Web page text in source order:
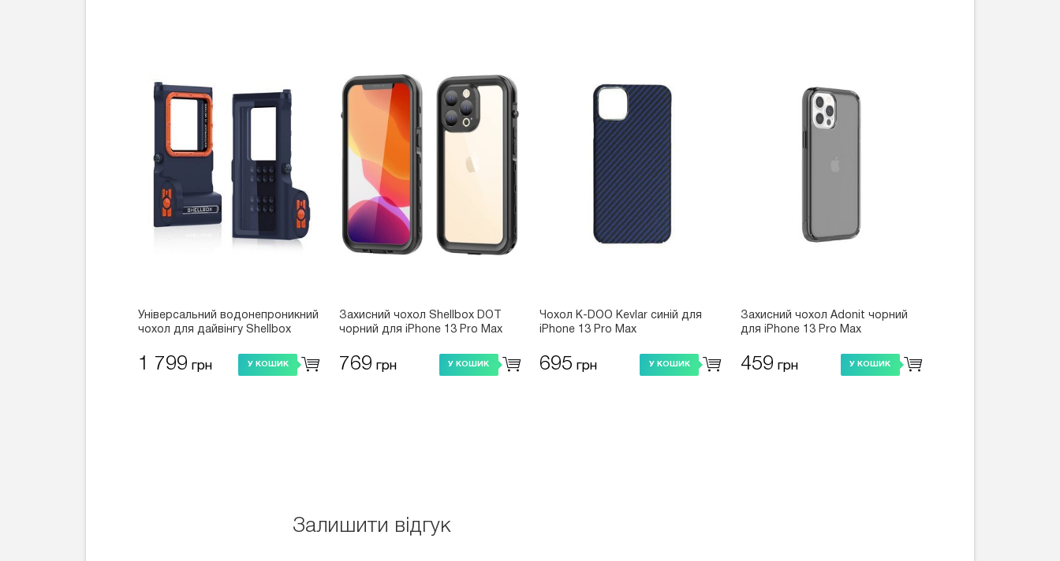
Універсальний водонепроникний
чохол для дайвінгу Shellbox
1 799 грн У КОШИК
Захисний чохол Shellbox DOT
чорний для iPhone 13 Pro Max
769 грн У КОШИК
Чохол K-DOO Kevlar синій для
iPhone 13 Pro Max
695 грн У КОШИК
Захисний чохол Adonit чорний
для iPhone 13 Pro Max
459 грн У КОШИК
Залишити відгук